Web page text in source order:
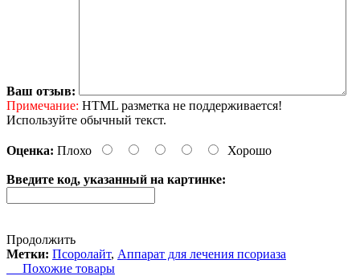
Ваш отзыв:
Примечание: HTML разметка не поддерживается!
Используйте обычный текст.
Оценка: Плохо Хорошо
Введите код, указанный на картинке:
Продолжить
Метки: Псоролайт, Аппарат для лечения псориаза
Похожие товары